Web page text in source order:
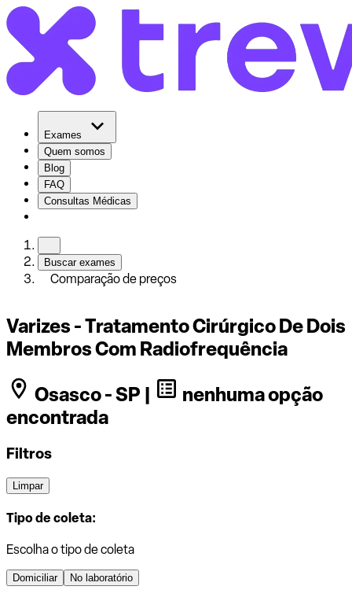
Exames
Quem somos
Blog
FAQ
Consultas Médicas
Buscar exames
Comparação de preços
Varizes - Tratamento Cirúrgico De Dois
Membros Com Radiofrequência
Osasco - SP |
nenhuma opção
encontrada
Filtros
Limpar
Tipo de coleta:
Escolha o tipo de coleta
Domiciliar No laboratório